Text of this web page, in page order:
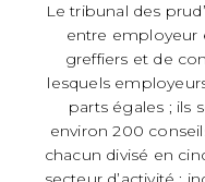
Le tribunal des
entre employeur
greffiers et de
lesquels
parts égales ; ils
environ 200
chacun divisé en